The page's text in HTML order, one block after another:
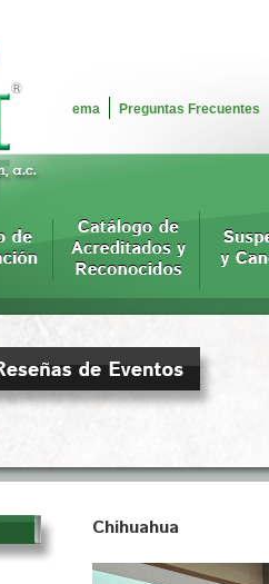
ema Preguntas Frecuentes
Chihuahua